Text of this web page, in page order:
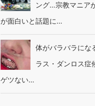
ング…宗教マニア
が面白いと話題に…
体がバラバラにな
ラス・ダンロス症
ゲツない…